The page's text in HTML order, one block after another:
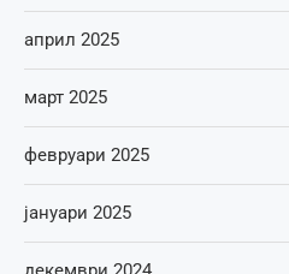
април 2025
март 2025
февруари 2025
јануари 2025